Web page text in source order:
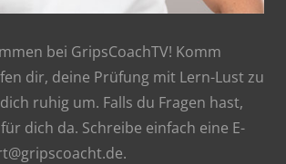
bei GripsCoachTV! Komm
dir, deine Prüfung mit Lern-Lust zu
ruhig um. Falls du Fragen hast,
dich da. Schreibe einfach eine E-